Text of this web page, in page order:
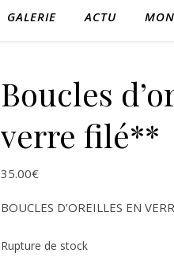
GALERIE ACTU
Boucles
verre filé**
35.00€
BOUCLES D’OREILLES EN
Rupture de stock